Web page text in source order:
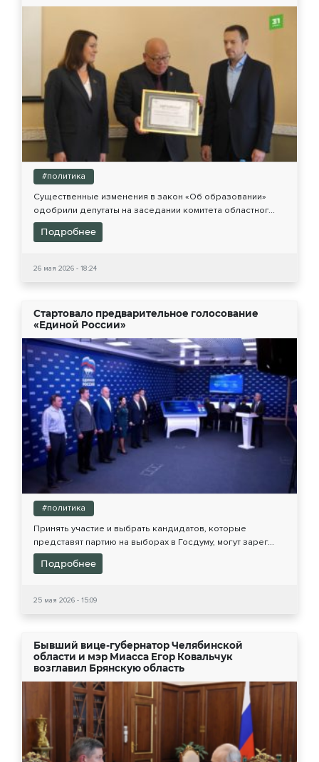
#политика
Существенные изменения в закон «Об образовании»
одобрили депутаты на заседании комитета областног...
Подробнее
26 мая 2026 - 18:24
Стартовало предварительное голосование
«Единой России»
#политика
Принять участие и выбрать кандидатов, которые
представят партию на выборах в Госдуму, могут зарег...
Подробнее
25 мая 2026 - 15:09
Бывший вице-губернатор Челябинской
области и мэр Миасса Егор Ковальчук
возглавил Брянскую область